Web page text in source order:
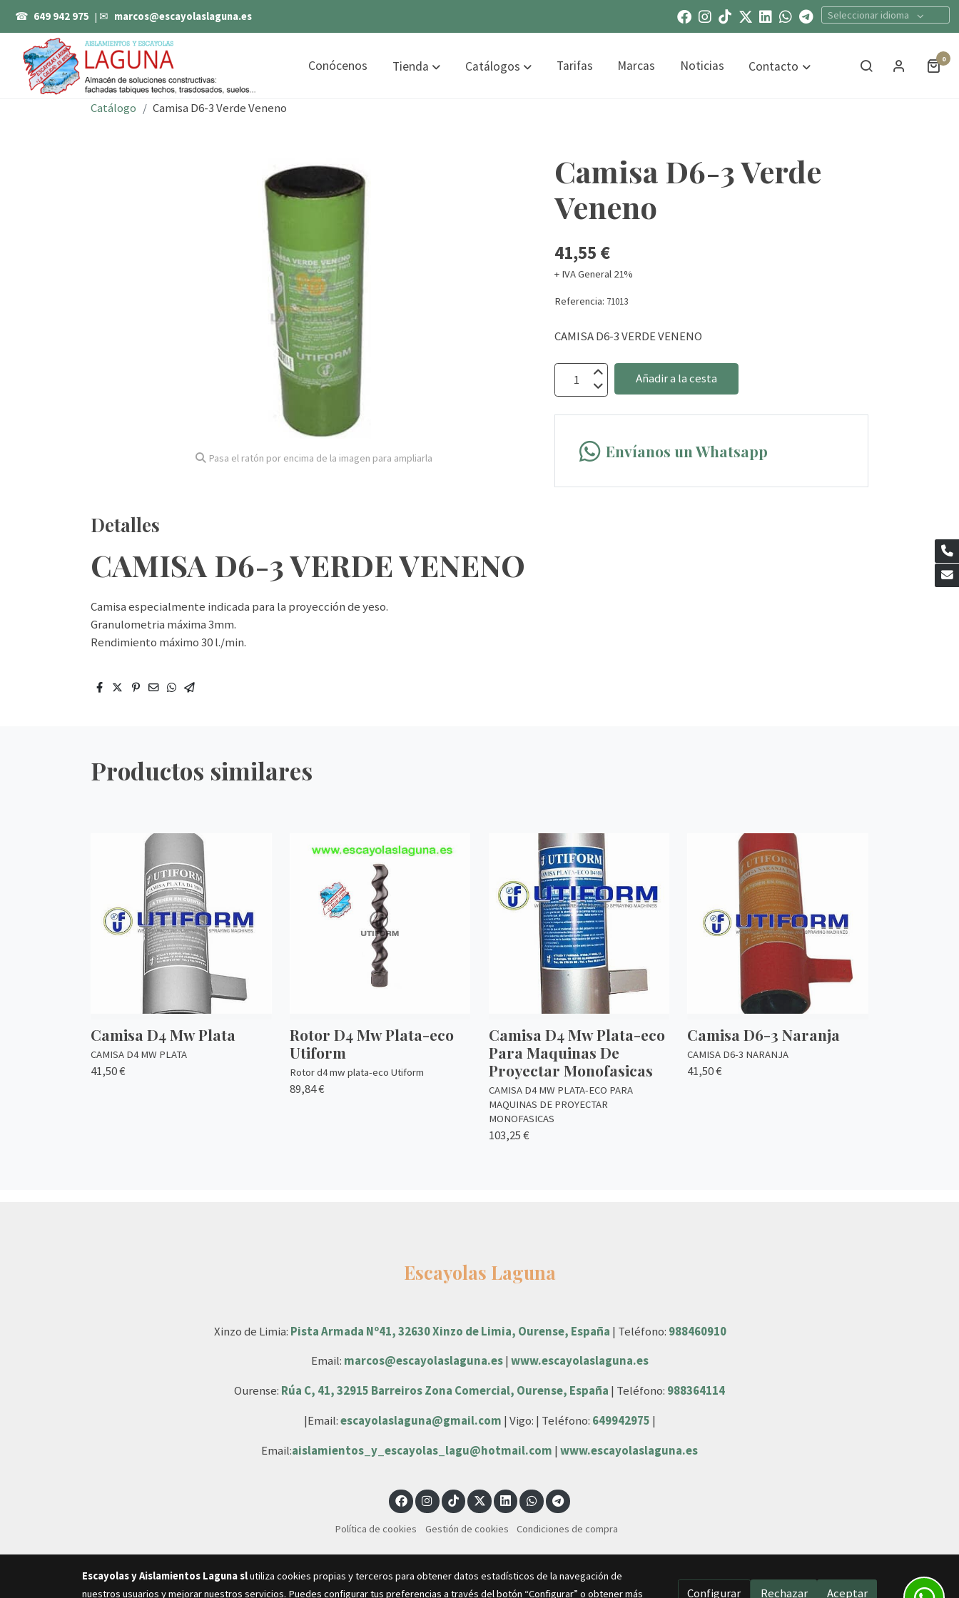
☎ 649 942 975 | ✉ marcos@escayolaslaguna.es Seleccionar idioma
Conócenos Tienda Catálogos Tarifas Marcas Noticias Contacto 0
Catálogo Camisa D6-3 Verde Veneno
Pasa el ratón por encima de la imagen para ampliarla
Detalles
CAMISA D6-3 VERDE VENENO
Camisa especialmente indicada para la proyección de yeso.
Granulometria máxima 3mm.
Rendimiento máximo 30 l./min.
Camisa D6-3 Verde
Veneno
41,55 €
+ IVA General 21%
Referencia: 71013
CAMISA D6-3 VERDE VENENO
Añadir a la cesta
Envíanos un Whatsapp
Productos similares
Camisa D4 Mw Plata
CAMISA D4 MW PLATA
41,50 €
Rotor D4 Mw Plata-eco
Utiform
Rotor d4 mw plata-eco Utiform
89,84 €
Camisa D4 Mw Plata-eco
Para Maquinas De
Proyectar Monofasicas
CAMISA D4 MW PLATA-ECO PARA
MAQUINAS DE PROYECTAR
MONOFASICAS
103,25 €
Camisa D6-3 Naranja
CAMISA D6-3 NARANJA
41,50 €
Escayolas Laguna
Xinzo de Limia: Pista Armada Nº41, 32630 Xinzo de Limia, Ourense, España | Teléfono: 988460910
Email: marcos@escayolaslaguna.es| www.escayolaslaguna.es
Ourense: Rúa C, 41, 32915 Barreiros Zona Comercial, Ourense, España | Teléfono: 988364114
|Email:escayolaslaguna@gmail.com | Vigo: | Teléfono: 649942975 |
Email:aislamientos_y_escayolas_lagu@hotmail.com | www.escayolaslaguna.es
Política de cookies Gestión de cookies Condiciones de compra
Escayolas y Aislamientos Laguna slutiliza cookies propias y terceros para obtener datos estadísticos de la navegación de
nuestros usuarios y mejorar nuestros servicios. Puedes configurar tus preferencias a través del botón “Configurar” o obtener más
Configurar Rechazar Aceptar